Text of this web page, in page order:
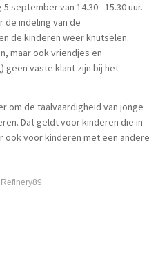
september van 14.30 - 15.30 uur.
de indeling van de
de kinderen weer knutselen.
maar ook vriendjes en
geen vaste klant zijn bij het
om de taalvaardigheid van jonge
Dat geldt voor kinderen die in
ook voor kinderen met een andere